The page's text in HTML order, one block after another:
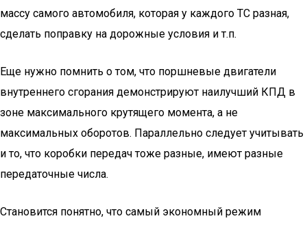
массу самого автомобиля, которая у каждого ТС разная,
сделать поправку на дорожные условия и т.п.
Еще нужно помнить о том, что поршневые двигатели
внутреннего сгорания демонстрируют наилучший КПД в
зоне максимального крутящего момента, а не
максимальных оборотов. Параллельно следует учитывать
и то, что коробки передач тоже разные, имеют разные
передаточные числа.
Становится понятно, что самый экономный режим